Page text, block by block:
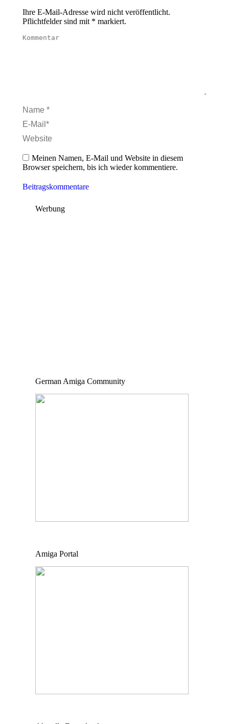
Ihre E-Mail-Adresse wird nicht veröffentlicht.
Pflichtfelder sind mit * markiert.
Kommentar
Name *
E-Mail *
Website
Meinen Namen, E-Mail und Website in diesem
Browser speichern, bis ich wieder kommentiere.
Beitragskommentare
Werbung
German Amiga Community
Amiga Portal